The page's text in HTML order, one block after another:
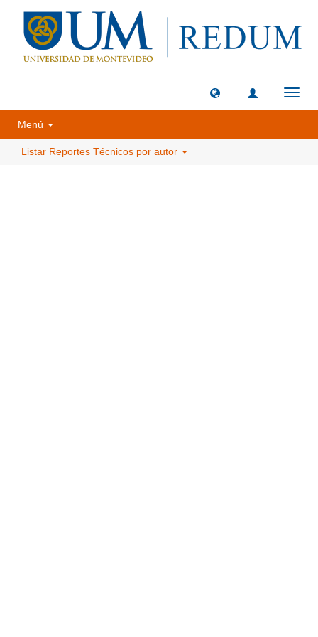
Menú
Listar Reportes Técnicos por autor